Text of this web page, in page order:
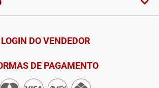
LOGIN DO VENDEDOR
DE PAGAMENTO